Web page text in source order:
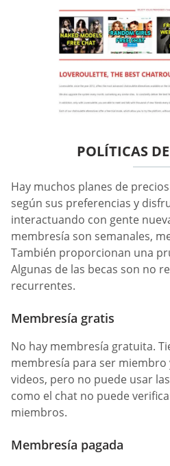
POLÍTICAS
Hay muchos planes de
según sus preferencias y
interactuando con gente
membresía son semanales,
También proporcionan una
Algunas de las becas son no
recurrentes.
Membresía gratis
No hay membresía gratuita.
membresía para ser miembro
videos, pero no puede usar
como el chat no puede
miembros.
Membresía pagada